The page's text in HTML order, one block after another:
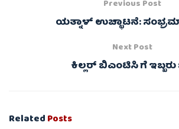
Previous Post
ಯತ್ನಾಳ್ ಉಚ್ಛಾಟನೆ:
Next Post
ಕಿಲ್ಲರ್ ಬಿಎಂಟಿಸಿ ಗೆ
RelatedPosts